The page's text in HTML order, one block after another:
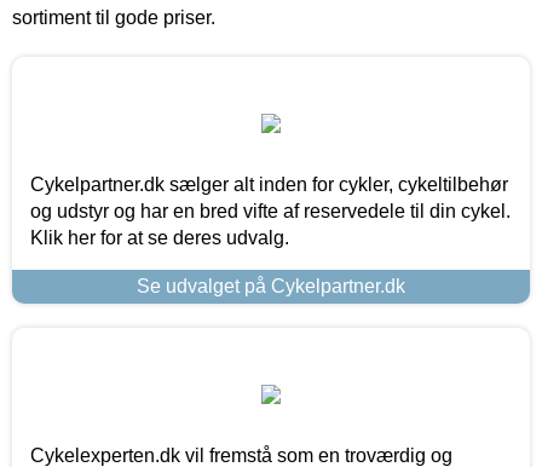
sortiment til gode priser.
Cykelpartner.dk sælger alt inden for cykler, cykeltilbehør
og udstyr og har en bred vifte af reservedele til din cykel.
Klik her for at se deres udvalg.
Se udvalget på Cykelpartner.dk
Cykelexperten.dk vil fremstå som en troværdig og